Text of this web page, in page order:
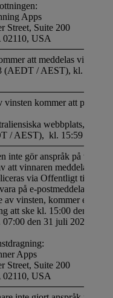
Apps
Street, Suite 200
USA
att meddelas via e-
(AEDT / AEST), kl. 15:59
vinsten kommer att
webbplats,
/ AEST), kl. 15:59 den
inte gör anspråk på
att vinnaren meddelats via
via Offentligt
på e-postmeddelandet
av vinsten, kommer en
att ske kl. 15:00 den 31
den 31 juli 2023
Apps
Street, Suite 200
USA